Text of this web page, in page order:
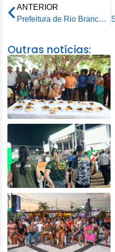
ANTERIOR
Prefeitura de Rio Branco capacita entrevistadores do Cadastro Único
Outras notícias: